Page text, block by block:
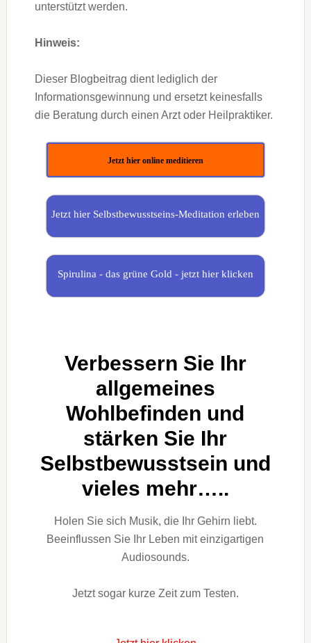
unterstützt werden.
Hinweis:
Dieser Blogbeitrag dient lediglich der
Informationsgewinnung und ersetzt keinesfalls
die Beratung durch einen Arzt oder Heilpraktiker.
Jetzt hier online meditieren
Jetzt hier Selbstbewusstseins-Meditation erleben
Spirulina - das grüne Gold - jetzt hier klicken
Verbessern Sie Ihr
allgemeines
Wohlbefinden und
stärken Sie Ihr
Selbstbewusstsein und
vieles mehr…..
Holen Sie sich Musik, die Ihr Gehirn liebt.
Beeinflussen Sie Ihr Leben mit einzigartigen
Audiosounds.
Jetzt sogar kurze Zeit zum Testen.